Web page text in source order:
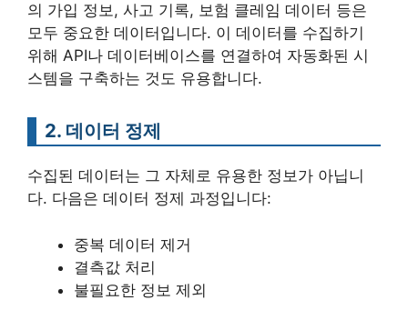
의 가입 정보, 사고 기록, 보험 클레임 데이터 등은
모두 중요한 데이터입니다. 이 데이터를 수집하기
위해 API나 데이터베이스를 연결하여 자동화된 시
스템을 구축하는 것도 유용합니다.
2. 데이터 정제
수집된 데이터는 그 자체로 유용한 정보가 아닙니
다. 다음은 데이터 정제 과정입니다:
중복 데이터 제거
결측값 처리
불필요한 정보 제외